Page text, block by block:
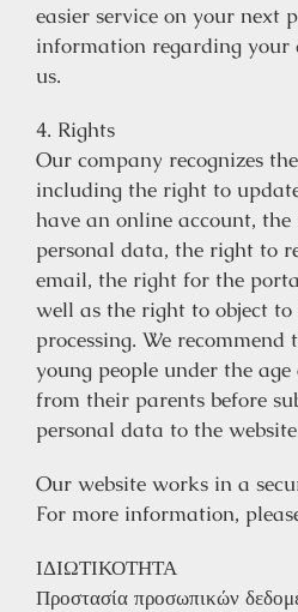
easier service on your next
information regarding your
us.
4. Rights
Our company recognizes
including the right to
have an online account,
personal data, the right to
email, the right for the
well as the right to object
processing. We
young people under the
from their parents before
personal data to the
Our website works in a
For more information,
ΙΔΙΩΤΙΚΟΤΗΤΑ
Προστασία προσωπικών